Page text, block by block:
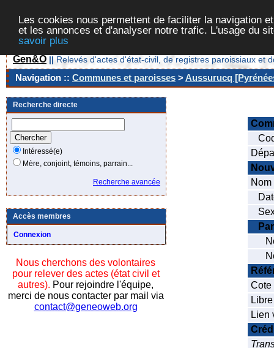
Les cookies nous permettent de faciliter la navigation
et les annonces et d'analyser notre trafic. L'usage du
savoir plus
Gen&O || Relevés d'actes d'état-civil, de registres paroissiaux et
Navigation :: Communes et paroisses >Aussurucq
Recherche directe
Intéressé(e)
Mère, conjoint, témoins, parrain...
Recherche avancée
Accès membres
Connexion
Nous cherchons des volontaires
pour relever des actes (état civil et
autres). Pour rejoindre l'équipe,
merci de nous contacter par mail via
contact@geneoweb.org
Lien